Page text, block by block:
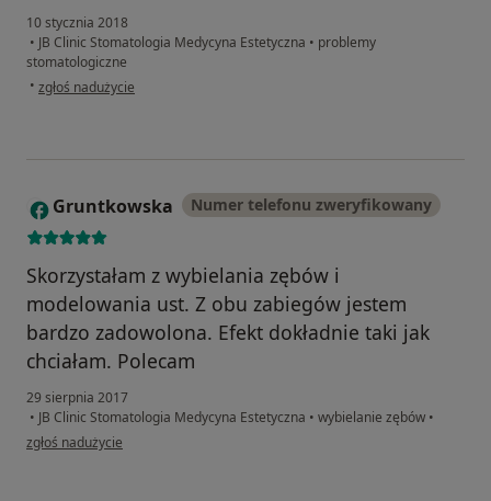
10 stycznia 2018
• JB Clinic Stomatologia Medycyna Estetyczna • problemy
stomatologiczne
• w opinii użytkownika Konto zostało usunięte
zgłoś nadużycie
G Gruntkowska Numer telefonu zweryfikowany
Skorzystałam z wybielania zębów i
modelowania ust. Z obu zabiegów jestem
bardzo zadowolona. Efekt dokładnie taki jak
chciałam. Polecam
29 sierpnia 2017
• JB Clinic Stomatologia Medycyna Estetyczna • wybielanie zębów •
w opinii użytkownika Gruntkowska
zgłoś nadużycie